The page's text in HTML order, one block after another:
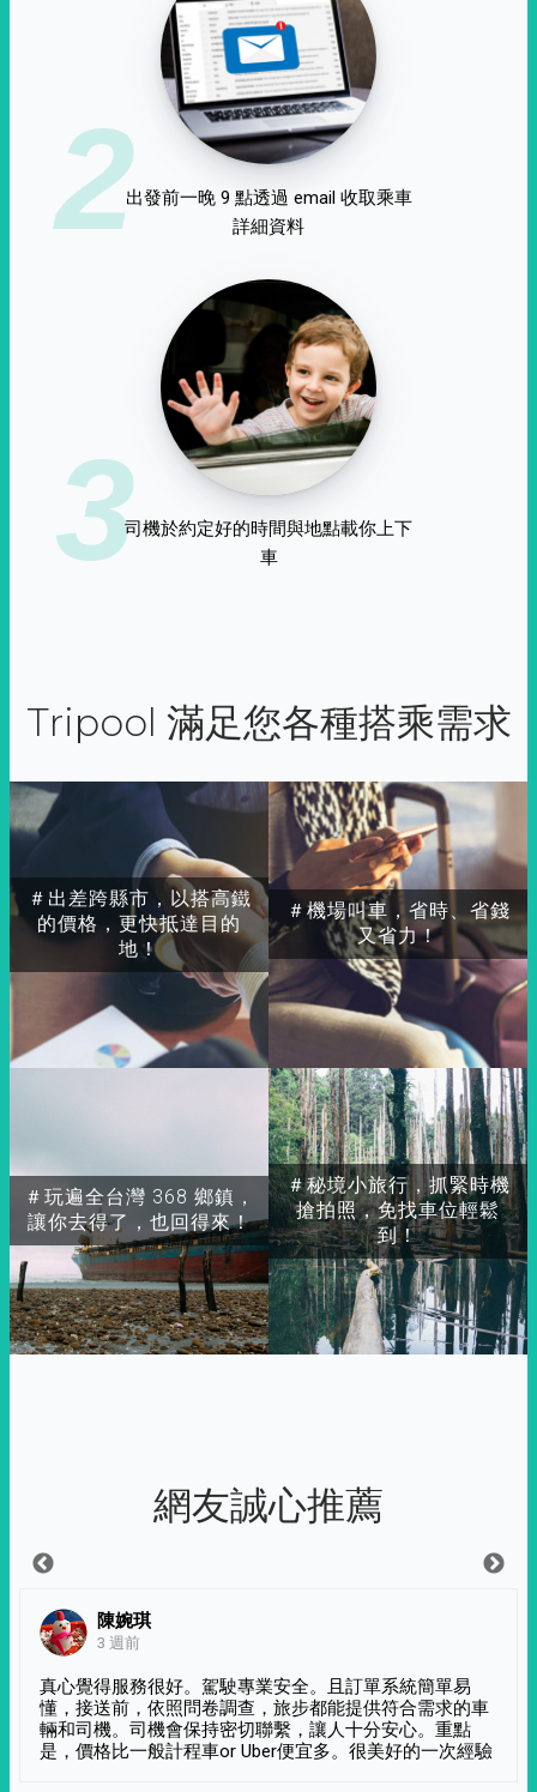
2出發前一晚 9 點透過 email 收取乘車
詳細資料
3司機於約定好的時間與地點載你上下
車
Tripool 滿足您各種搭乘需求
＃出差跨縣市，以搭高鐵
的價格，更快抵達目的
地！
＃玩遍全台灣 368 鄉鎮，
讓你去得了，也回得來！
＃秘境小旅行，抓緊時機
搶拍照，免找車位輕鬆
到！
＃機場叫車，省時、省錢
又省力！
網友誠心推薦
陳婉琪
3 週前
真心覺得服務很好。駕駛專業安全。且訂單系統簡單易
懂，接送前，依照問卷調查，旅步都能提供符合需求的車
輛和司機。司機會保持密切聯繫，讓人十分安心。重點
是，價格比一般計程車or Uber便宜多。很美好的一次經驗